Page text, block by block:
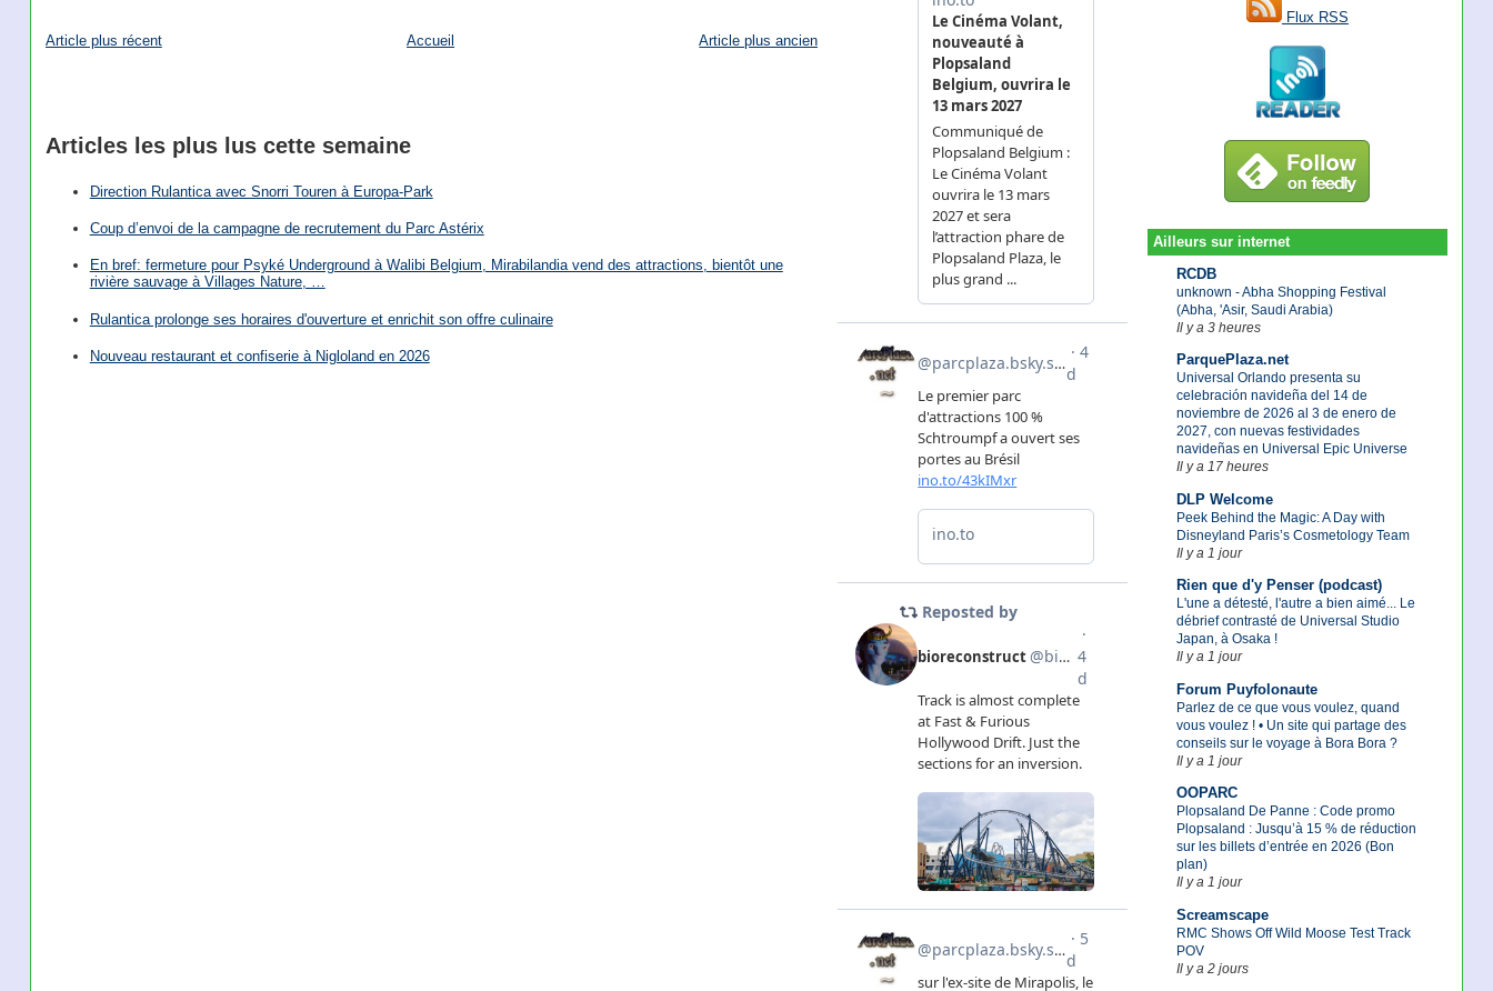
Flux RSS
Ailleurs sur internet
RCDB
unknown - Abha Shopping Festival
(Abha, 'Asir, Saudi Arabia)
Il y a 3 heures
ParquePlaza.net
Universal Orlando presenta su
celebración navideña del 14 de
noviembre de 2026 al 3 de enero de
2027, con nuevas festividades
navideñas en Universal Epic Universe
Il y a 17 heures
DLP Welcome
Peek Behind the Magic: A Day with
Disneyland Paris’s Cosmetology Team
Il y a 1 jour
Rien que d'y Penser (podcast)
L'une a détesté, l'autre a bien aimé... Le
débrief contrasté de Universal Studio
Japan, à Osaka !
Il y a 1 jour
Forum Puyfolonaute
Parlez de ce que vous voulez, quand
vous voulez ! • Un site qui partage des
conseils sur le voyage à Bora Bora ?
Il y a 1 jour
OOPARC
Plopsaland De Panne : Code promo
Plopsaland : Jusqu’à 15 % de réduction
sur les billets d’entrée en 2026 (Bon
plan)
Il y a 1 jour
Screamscape
RMC Shows Off Wild Moose Test Track
POV
Il y a 2 jours
Article plus récent Article plus ancien
Accueil
Articles les plus lus cette semaine
Direction Rulantica avec Snorri Touren à Europa-Park
Coup d’envoi de la campagne de recrutement du Parc Astérix
En bref: fermeture pour Psyké Underground à Walibi Belgium, Mirabilandia vend des attractions, bientôt une
rivière sauvage à Villages Nature, …
Rulantica prolonge ses horaires d'ouverture et enrichit son offre culinaire
Nouveau restaurant et confiserie à Nigloland en 2026